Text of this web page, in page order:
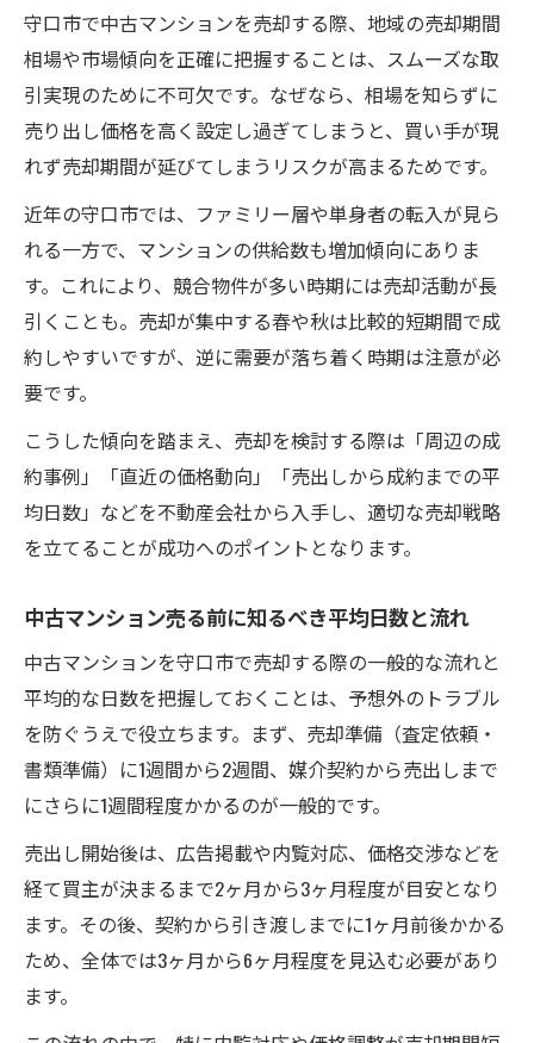
守口市で中古マンションを売却する際、地域の売却期間
相場や市場傾向を正確に把握することは、スムーズな取
引実現のために不可欠です。なぜなら、相場を知らずに
売り出し価格を高く設定し過ぎてしまうと、買い手が現
れず売却期間が延びてしまうリスクが高まるためです。
近年の守口市では、ファミリー層や単身者の転入が見ら
れる一方で、マンションの供給数も増加傾向にありま
す。これにより、競合物件が多い時期には売却活動が長
引くことも。売却が集中する春や秋は比較的短期間で成
約しやすいですが、逆に需要が落ち着く時期は注意が必
要です。
こうした傾向を踏まえ、売却を検討する際は「周辺の成
約事例」「直近の価格動向」「売出しから成約までの平
均日数」などを不動産会社から入手し、適切な売却戦略
を立てることが成功へのポイントとなります。
中古マンション売る前に知るべき平均日数と流れ
中古マンションを守口市で売却する際の一般的な流れと
平均的な日数を把握しておくことは、予想外のトラブル
を防ぐうえで役立ちます。まず、売却準備（査定依頼・
書類準備）に1週間から2週間、媒介契約から売出しまで
にさらに1週間程度かかるのが一般的です。
売出し開始後は、広告掲載や内覧対応、価格交渉などを
経て買主が決まるまで2ヶ月から3ヶ月程度が目安となり
ます。その後、契約から引き渡しまでに1ヶ月前後かかる
ため、全体では3ヶ月から6ヶ月程度を見込む必要があり
ます。